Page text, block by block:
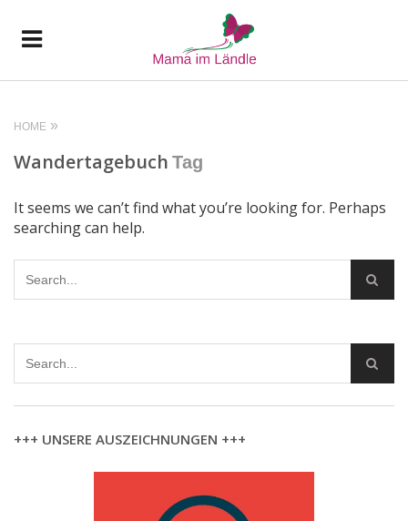
HOME
Wandertagebuch Tag
It seems we can’t find what you’re looking for. Perhaps
searching can help.
+++ UNSERE AUSZEICHNUNGEN +++